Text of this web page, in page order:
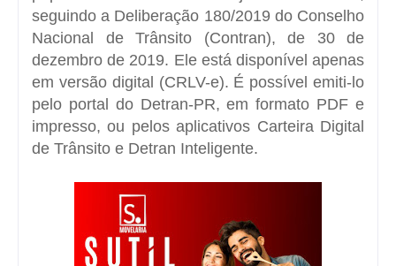
seguindo a Deliberação 180/2019 do Conselho
Nacional de Trânsito (Contran), de 30 de
dezembro de 2019. Ele está disponível apenas
em versão digital (CRLV-e). É possível emiti-lo
pelo portal do Detran-PR, em formato PDF e
impresso, ou pelos aplicativos Carteira Digital
de Trânsito e Detran Inteligente.